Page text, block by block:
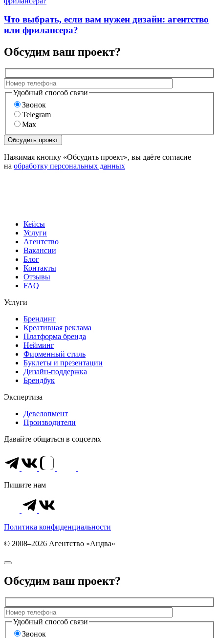
Что выбрать, если вам нужен дизайн: агентство
или фрилансера?
Обсудим ваш проект?
Удобный способ связи
Звонок
Telegram
Max
Нажимая кнопку «Обсудить проект», вы даёте согласие
на обработку персональных данных
Кейсы
Услуги
Агентство
Вакансии
Блог
Контакты
Отзывы
FAQ
Услуги
Брендинг
Креативная реклама
Платформа бренда
Нейминг
Фирменный стиль
Буклеты и презентации
Дизайн-поддержка
Брендбук
Экспертиза
Девелопмент
Производители
Давайте общаться в соцсетях
Пишите нам
Политика конфиденциальности
© 2008–2026 Агентство «Андва»
Обсудим ваш проект?
Удобный способ связи
Звонок